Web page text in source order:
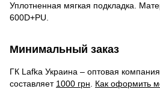
Уплотненная мягкая подкладка.
600D+PU.
Минимальный заказ
ГК Lafka Украина – оптовая
составляет 1000 грн. Как оформить